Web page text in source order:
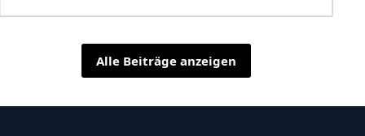
Alle Beiträge anzeigen